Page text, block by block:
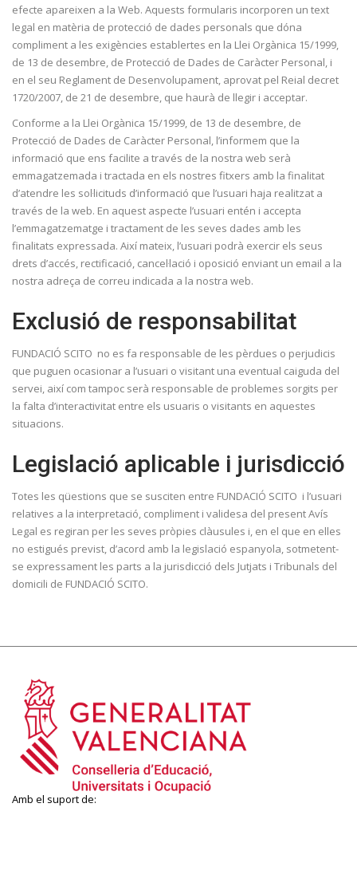
efecte apareixen a la Web. Aquests formularis incorporen un text
legal en matèria de protecció de dades personals que dóna
compliment a les exigències establertes en la Llei Orgànica 15/1999,
de 13 de desembre, de Protecció de Dades de Caràcter Personal, i
en el seu Reglament de Desenvolupament, aprovat pel Reial decret
1720/2007, de 21 de desembre, que haurà de llegir i acceptar.
Conforme a la Llei Orgànica 15/1999, de 13 de desembre, de
Protecció de Dades de Caràcter Personal, l’informem que la
informació que ens facilite a través de la nostra web serà
emmagatzemada i tractada en els nostres fitxers amb la finalitat
d’atendre les sol·licituds d’informació que l’usuari haja realitzat a
través de la web. En aquest aspecte l’usuari entén i accepta
l’emmagatzematge i tractament de les seves dades amb les
finalitats expressada. Així mateix, l’usuari podrà exercir els seus
drets d’accés, rectificació, cancel·lació i oposició enviant un email a la
nostra adreça de correu indicada a la nostra web.
Exclusió de responsabilitat
FUNDACIÓ SCITO no es fa responsable de les pèrdues o perjudicis
que puguen ocasionar a l’usuari o visitant una eventual caiguda del
servei, així com tampoc serà responsable de problemes sorgits per
la falta d’interactivitat entre els usuaris o visitants en aquestes
situacions.
Legislació aplicable i jurisdicció
Totes les qüestions que se susciten entre FUNDACIÓ SCITO i l’usuari
relatives a la interpretació, compliment i validesa del present Avís
Legal es regiran per les seves pròpies clàusules i, en el que en elles
no estigués previst, d’acord amb la legislació espanyola, sotmetent-
se expressament les parts a la jurisdicció dels Jutjats i Tribunals del
domicili de FUNDACIÓ SCITO.
Amb el suport de: